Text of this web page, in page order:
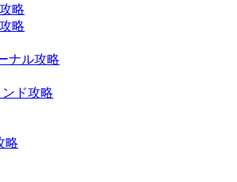
略
略
ナル攻略
ド攻略
略